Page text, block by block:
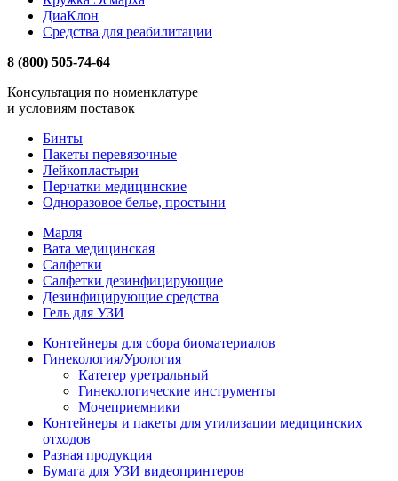
ДиаКлон
Средства для реабилитации
8 (800) 505-74-64
Консультация по номенклатуре
и условиям поставок
Бинты
Пакеты перевязочные
Лейкопластыри
Перчатки медицинские
Одноразовое белье, простыни
Марля
Вата медицинская
Салфетки
Салфетки дезинфицирующие
Дезинфицирующие средства
Гель для УЗИ
Контейнеры для сбора биоматериалов
Гинекология/Урология
Катетер уретральный
Гинекологические инструменты
Мочеприемники
Контейнеры и пакеты для утилизации медицинских
отходов
Разная продукция
Бумага для УЗИ видеопринтеров